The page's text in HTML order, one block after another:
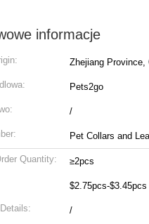
informacje
Zhejiang Province,
Pets2go
/
Pet Collars and
Quantity: ≥2pcs
$2.75pcs-$3.45pcs
/